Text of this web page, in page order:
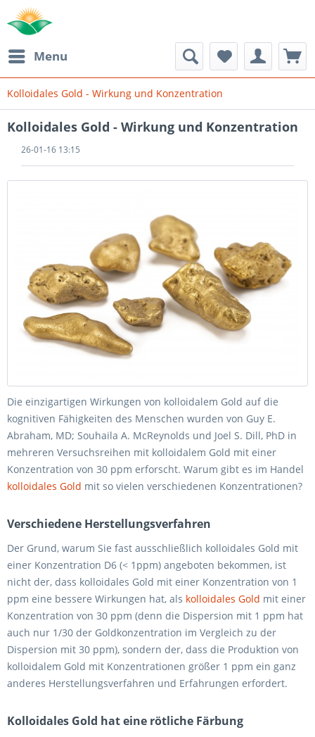
Menu
Kolloidales Gold - Wirkung und Konzentration
Kolloidales Gold - Wirkung und Konzentration
26-01-16 13:15
Die einzigartigen Wirkungen von kolloidalem Gold auf die
kognitiven Fähigkeiten des Menschen wurden von Guy E.
Abraham, MD; Souhaila A. McReynolds und Joel S. Dill, PhD in
mehreren Versuchsreihen mit kolloidalem Gold mit einer
Konzentration von 30 ppm erforscht. Warum gibt es im Handel
kolloidales Gold mit so vielen verschiedenen Konzentrationen?
Verschiedene Herstellungsverfahren
Der Grund, warum Sie fast ausschließlich kolloidales Gold mit
einer Konzentration D6 (< 1ppm) angeboten bekommen, ist
nicht der, dass kolloidales Gold mit einer Konzentration von 1
ppm eine bessere Wirkungen hat, als kolloidales Gold mit einer
Konzentration von 30 ppm (denn die Dispersion mit 1 ppm hat
auch nur 1/30 der Goldkonzentration im Vergleich zu der
Dispersion mit 30 ppm), sondern der, dass die Produktion von
kolloidalem Gold mit Konzentrationen größer 1 ppm ein ganz
anderes Herstellungsverfahren und Erfahrungen erfordert.
Kolloidales Gold hat eine rötliche Färbung